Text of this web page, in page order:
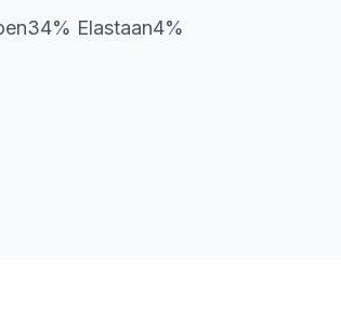
Elastaan4%